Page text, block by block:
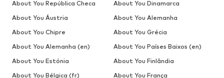
About You República Checa
About You Dinamarca
About You Áustria
About You Alemanha
About You Chipre
About You Grécia
About You Alemanha (en)
About You Países Baixos (en)
About You Estónia
About You Finlândia
About You Bélgica (fr)
About You França